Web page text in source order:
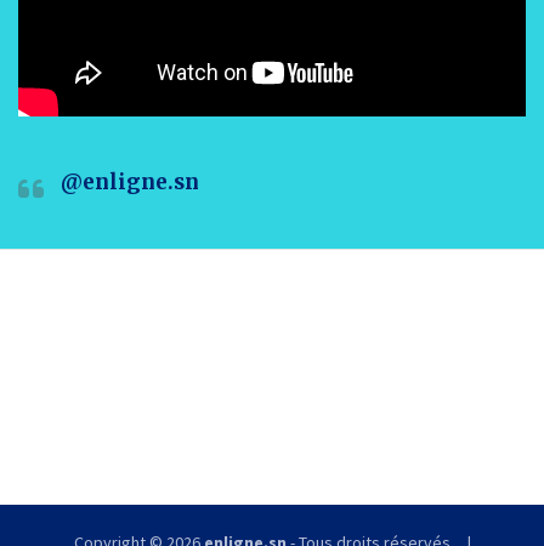
@enligne.sn